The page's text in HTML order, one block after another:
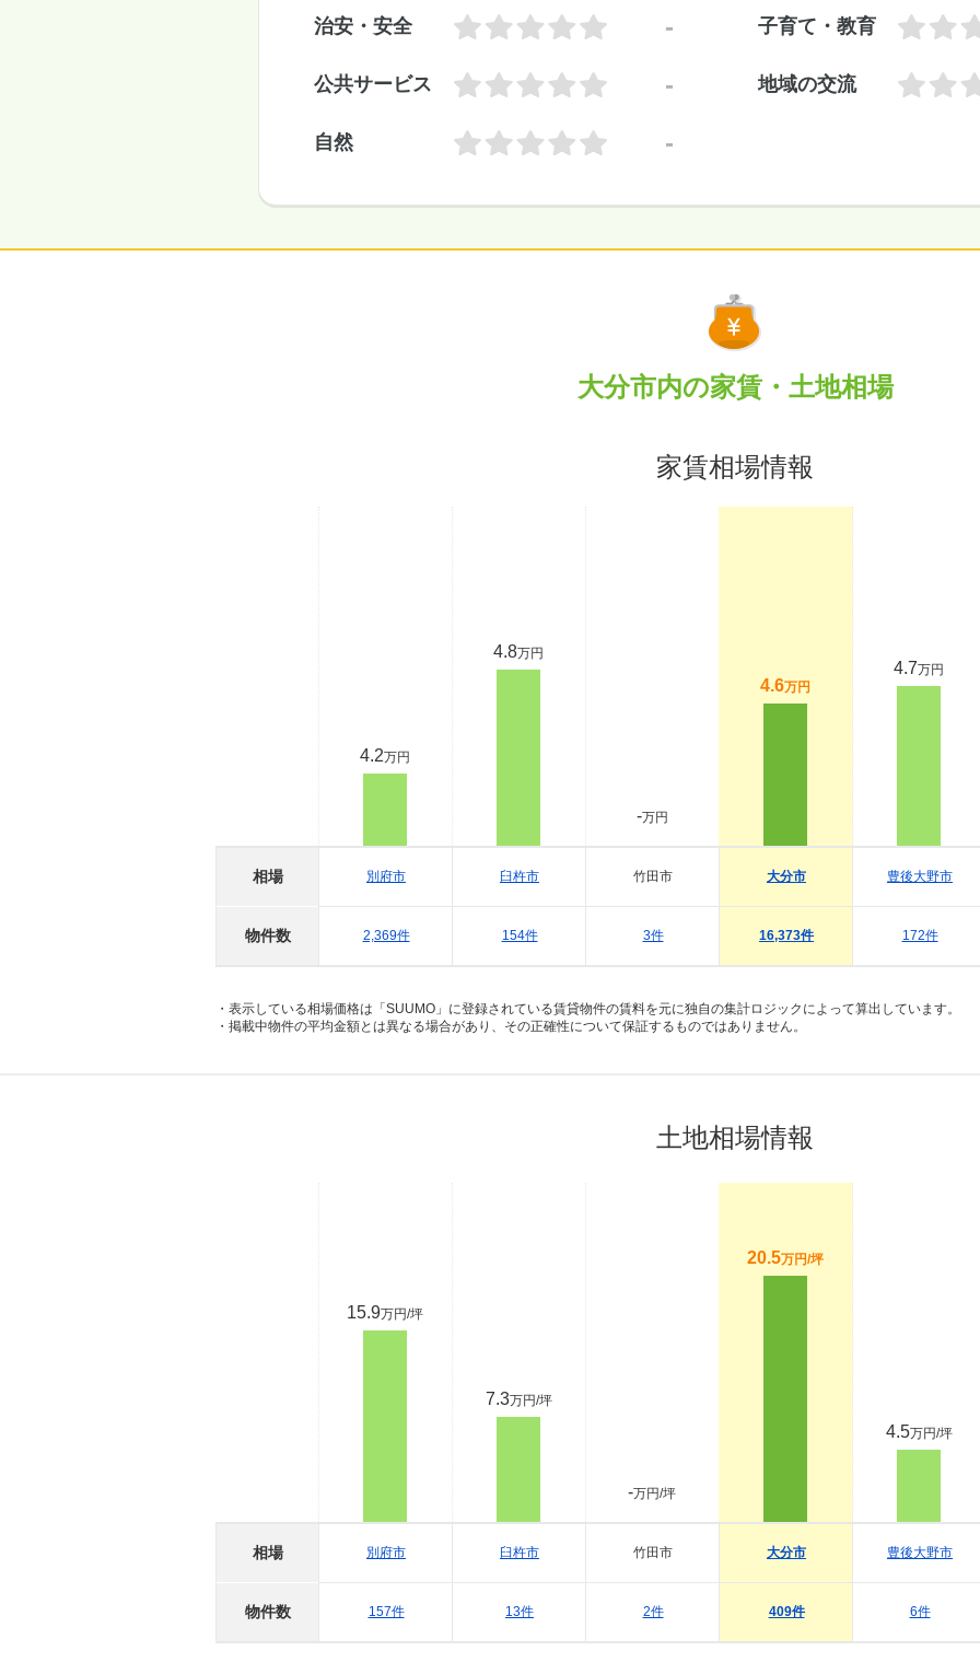
治安・安全 - 子育て・教育
公共サービス - 地域の交流
自然 -
大分市内の家賃・土地相場
家賃相場情報
相場
物件数
4.2万円
別府市
2,369件
4.8万円
臼杵市
154件
-万円
竹田市
3件
4.6万円
大分市
16,373件
4.7万円
豊後大野市
172件
・表示している相場価格は「SUUMO」に登録されている賃貸物件の賃料を元に独自の集計ロジックによって算出しています。
・掲載中物件の平均金額とは異なる場合があり、その正確性について保証するものではありません。
土地相場情報
相場
物件数
15.9万円/坪
別府市
157件
7.3万円/坪
臼杵市
13件
-万円/坪
竹田市
2件
20.5万円/坪
大分市
409件
4.5万円/坪
豊後大野市
6件